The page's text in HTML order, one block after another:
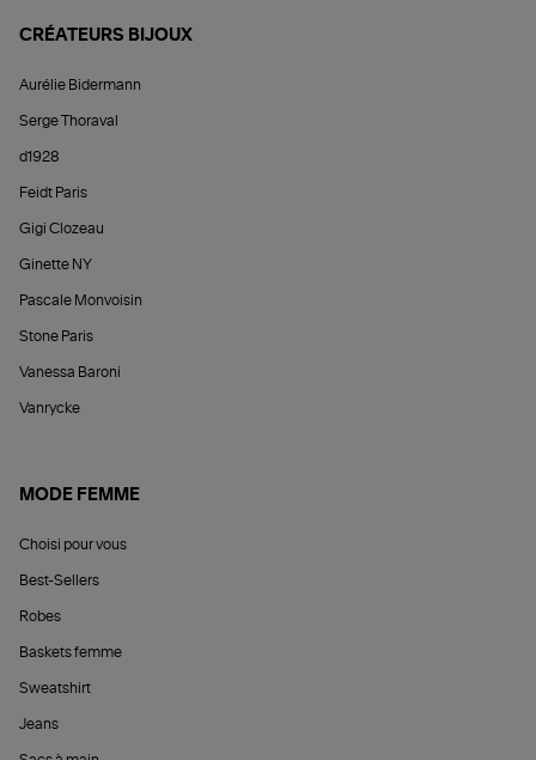
CRÉATEURS BIJOUX
Aurélie Bidermann
Serge Thoraval
d1928
Feidt Paris
Gigi Clozeau
Ginette NY
Pascale Monvoisin
Stone Paris
Vanessa Baroni
Vanrycke
MODE FEMME
Choisi pour vous
Best-Sellers
Robes
Baskets femme
Sweatshirt
Jeans